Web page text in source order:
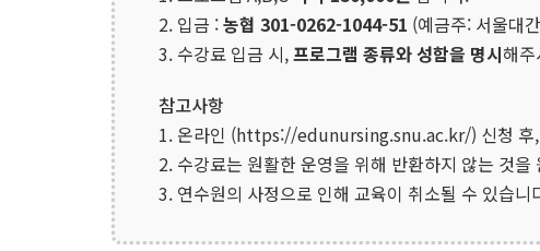
2. 입금 :농협 301-0262-1044-51 (예금주: 서울대
3. 수강료 입금 시,프로그램 종류와 성함을 명시해
참고사항
1. 온라인 (https://edunursing.snu.ac.kr/) 신청 후,
2. 수강료는 원활한 운영을 위해 반환하지 않는 것을
3. 연수원의 사정으로 인해 교육이 취소될 수 있습니